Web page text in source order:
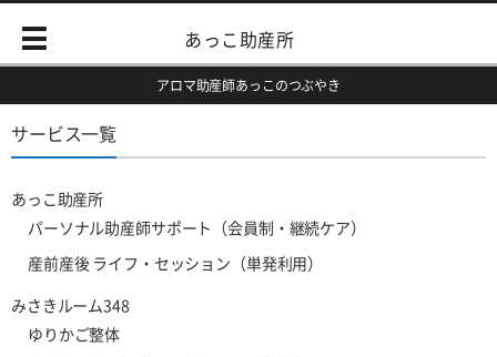
あっこ助産所
アロマ助産師あっこのつぶやき
サービス一覧
あっこ助産所
パーソナル助産師サポート（会員制・継続ケア）
産前産後 ライフ・セッション（単発利用）
みさきルーム348
ゆりかご整体